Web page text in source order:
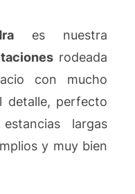
es nuestra
rodeada
con mucho
detalle, perfecto
largas
y muy bien